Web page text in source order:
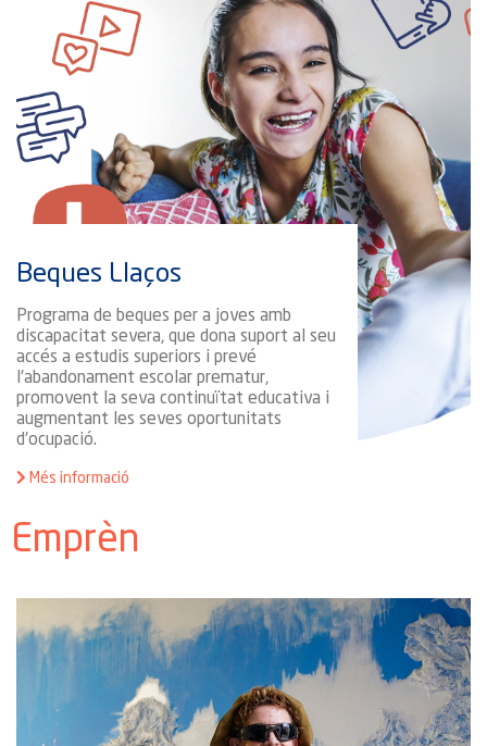
Beques Llaços
Programa de beques per a joves amb
discapacitat severa, que dona suport al seu
accés a estudis superiors i prevé
l'abandonament escolar prematur,
promovent la seva continuïtat educativa i
augmentant les seves oportunitats
d'ocupació.
Més informació
Emprèn